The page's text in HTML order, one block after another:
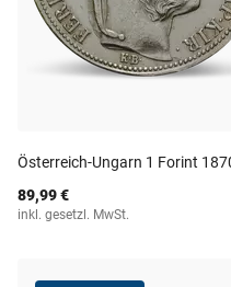
Österreich-Ungarn 1 Forint
89,99 €
inkl. gesetzl. MwSt.